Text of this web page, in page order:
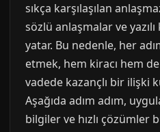
sıkça karşılaşılan
sözlü anlaşmalar ve
yatar. Bu nedenle, her
etmek, hem kiracı hem
vadede kazançlı bir ilişki
Aşağıda adım adım,
bilgiler ve hızlı çözümler